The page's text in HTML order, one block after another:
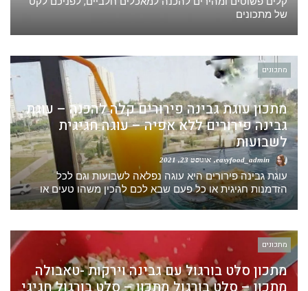
של מתכונים
מתכונים
מתכון עוגת גבינה פירורים קלה להכנה – עוגת
גבינה פירורים ללא אפיה – עוגה חגיגית
לשבועות
easyfood_admin אוגוסט 23, 2021
עוגת גבינה פירורים היא עוגה נפלאה לשבועות וגם לכל
הזדמנות חגיגית או כל פעם שבא לכם להכין משהו טעים או
מתכונים
מתכון סלט בורגול עם גבינה וירקות -טאבולה